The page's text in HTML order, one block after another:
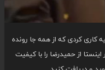
کاری کردی که از همه جا رونده
از حمیدرضا را با کیفیت